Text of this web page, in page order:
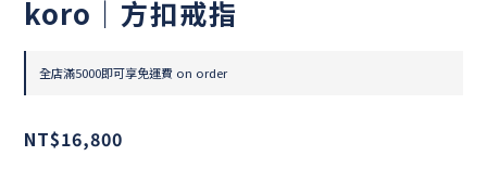
koro｜方扣戒指
全店滿5000即可享免運費 on order
NT$16,800